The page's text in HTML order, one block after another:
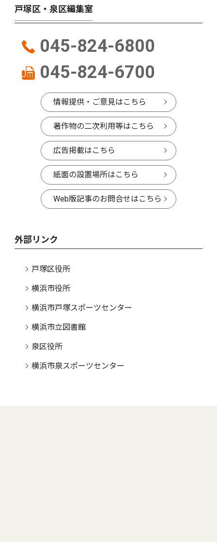
戸塚区・泉区編集室
045-824-6800
045-824-6700
情報提供・ご意見はこちら
著作物の二次利用等はこちら
広告掲載はこちら
紙面の設置場所はこちら
Web版記事のお問合せはこちら
外部リンク
戸塚区役所
横浜市役所
横浜市戸塚スポーツセンター
横浜市立図書館
泉区役所
横浜市泉スポーツセンター